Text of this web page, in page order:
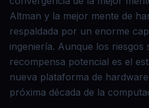
Altman y la mejor mente de
respaldada por un enorme
ingeniería. Aunque los riesgos
recompensa potencial es el
nueva plataforma de
próxima década de la